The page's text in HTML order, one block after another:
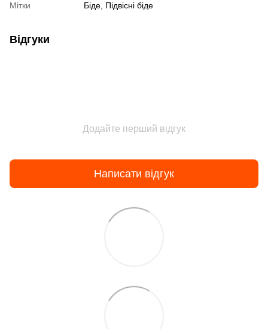
Мітки Біде, Підвісні біде
Відгуки
Додайте перший відгук
Написати відгук